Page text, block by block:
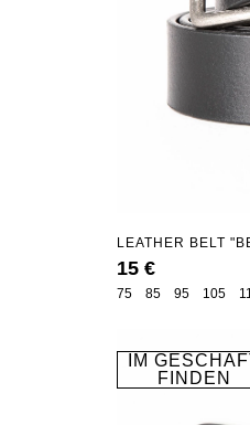
75 85 95 105
LEATHER BELT
15 €
IM
FINDEN